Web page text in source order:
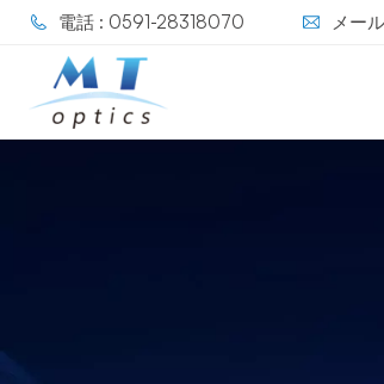
電話 : 0591-28318070 メー